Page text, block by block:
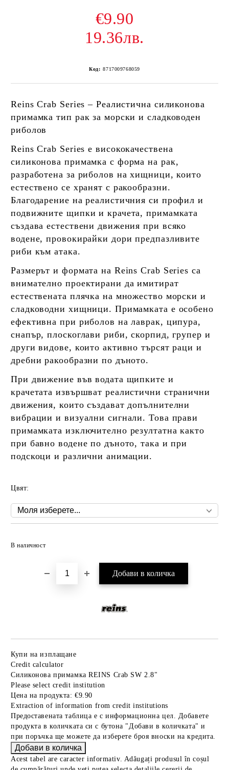
€9.90
19.36лв.
Код: 8717009768059
Reins Crab Series – Реалистична силиконова
примамка тип рак за морски и сладководен
риболов
Reins Crab Series е висококачествена
силиконова примамка с форма на рак,
разработена за риболов на хищници, които
естествено се хранят с ракообразни.
Благодарение на реалистичния си профил и
подвижните щипки и крачета, примамката
създава естествени движения при всяко
водене, провокирайки дори предпазливите
риби към атака.
Размерът и формата на Reins Crab Series са
внимателно проектирани да имитират
естествената плячка на множество морски и
сладководни хищници. Примамката е особено
ефективна при риболов на лаврак, ципура,
снапър, плоскоглави риби, скорпид, групер и
други видове, които активно търсят раци и
дребни ракообразни по дъното.
При движение във водата щипките и
крачетата извършват реалистични странични
движения, които създават допълнителни
вибрации и визуални сигнали. Това прави
примамката изключително резултатна както
при бавно водене по дъното, така и при
подскоци и различни анимации.
Цвят:
В наличност
Купи на изплащане
Credit calculator
Силиконова примамка REINS Crab SW 2.8"
Please select credit institution
Цена на продукта: €9.90
Extraction of information from credit institutions
Предоставената таблица е с информационна цел. Добавете
продукта в количката си с бутона "Добави в количката" и
при поръчка ще можете да изберете броя вноски на кредита.
Acest tabel are caracter informativ. Adăugați produsul în coșul